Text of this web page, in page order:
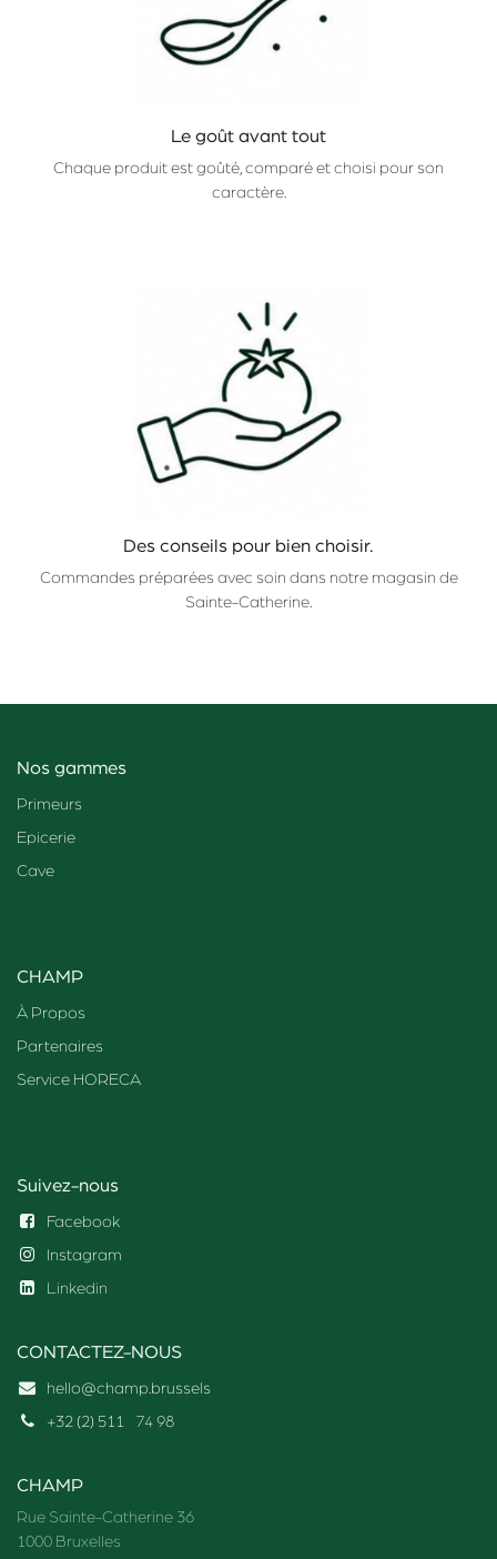
Le goût avant tout
Chaque produit est goûté, comparé et choisi pour son
caractère.
Des conseils pour bien choisir.
Commandes préparées avec soin dans notre magasin de
Sainte-Catherine.
Nos gammes
Primeurs
Epicerie
Cave
CHAMP
À Propos
Partenaires
Service HORECA
Suivez-nous
Facebook
Instagram
Linkedin
CONTACTEZ-NOUS
hello@champ.brussels
+32 (2) 511
74 98
CHAMP
Rue Sainte-Catherine 36
1000 Bruxelles